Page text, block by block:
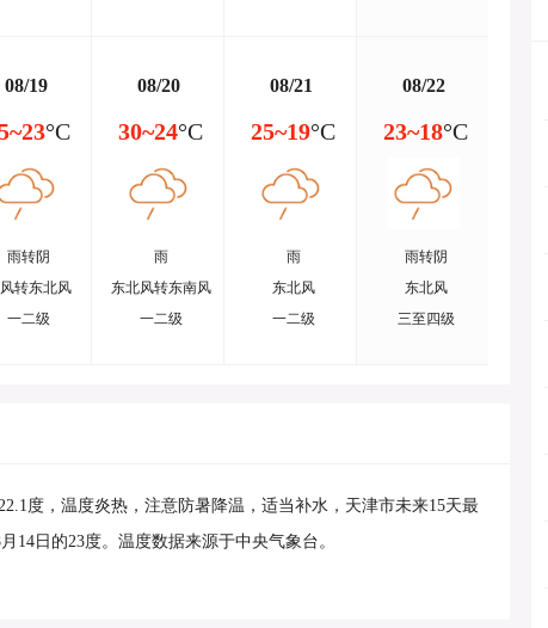
08/19
°C
雨转阴
转东北风
一二级
08/20
30~24°C
雨
东北风转东南风
一二级
08/21
25~19°C
雨
东北风
一二级
08/22
23~18°C
雨转阴
东北风
三至四级
度，温度炎热，注意防暑降温，适当补水，天津市未来15天最
14日的23度。温度数据来源于中央气象台。